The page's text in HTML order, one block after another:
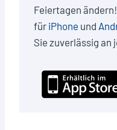
Feiertagen
für iPhone und
Sie zuverlässig an